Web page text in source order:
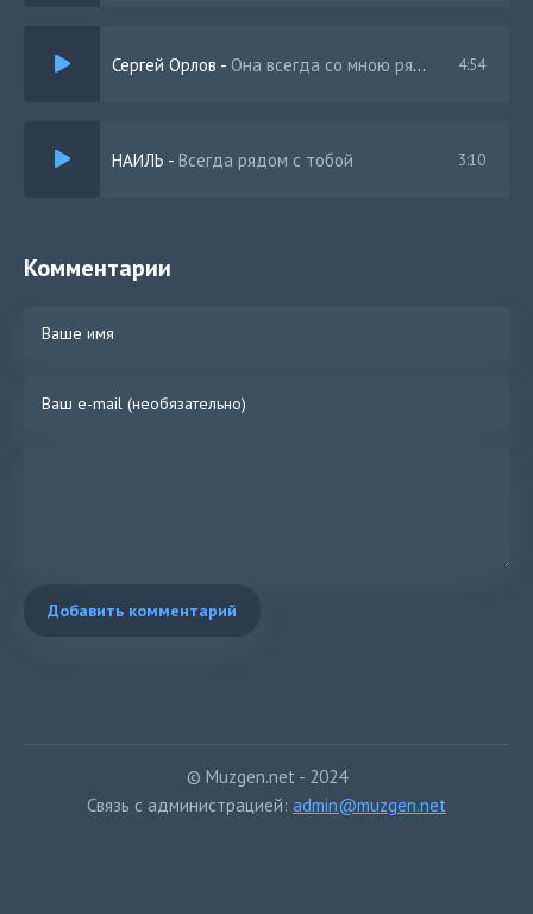
Сергей Орлов - Она всегда со мною рядом 4:54
НАИЛЬ - Всегда рядом с тобой 3:10
Комментарии
Добавить комментарий
© Muzgen.net - 2024
Связь с администрацией: admin@muzgen.net